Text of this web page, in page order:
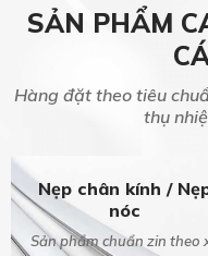
SẢN PHẨM
Hàng đặt theo tiêu
thụ
Nẹp chân kính /
nóc
Sản phẩm chuẩn zin theo